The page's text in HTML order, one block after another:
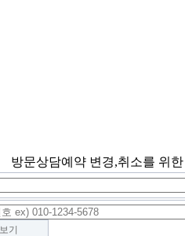
방문상담예약 변경,취소를 위
보기